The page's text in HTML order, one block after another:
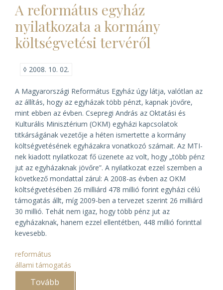
Katolikus
Gyűjteményi
Központban)
A református egyház
nyilatkozata a kormány
költségvetési tervéről
◊ 2008. 10. 02.
A Magyarországi Református Egyház úgy látja, valótlan az
az állítás, hogy az egyházak több pénzt, kapnak jövőre,
mint ebben az évben. Csepregi András az Oktatási és
Kulturális Minisztérium (OKM) egyházi kapcsolatok
titkárságának vezetője a héten ismertette a kormány
költségvetésének egyházakra vonatkozó számait. Az MTI-
nek kiadott nyilatkozat fő üzenete az volt, hogy „több pénz
jut az egyházaknak jövőre”. A nyilatkozat ezzel szemben a
következő mondattal zárul: A 2008-as évben az OKM
költségvetésében 26 milliárd 478 millió forint egyházi célú
támogatás állt, míg 2009-ben a tervezet szerint 26 milliárd
30 millió. Tehát nem igaz, hogy több pénz jut az
egyházaknak, hanem ezzel ellentétben, 448 millió forinttal
kevesebb.
református
állami támogatás
Tovább